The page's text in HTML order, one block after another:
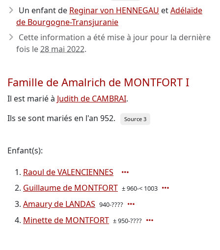
Un enfant de Reginar von HENNEGAU etAdélaïde
de Bourgogne-Transjuranie
Cette information a été mise à jour pour la dernière
fois le28 mai 2022.
Famille de Amalrich de MONTFORT I
Il est marié à Judith de CAMBRAI.
Ils se sont mariés en l'an 952.
Source 3
Enfant(s):
Raoul de VALENCIENNES
Guillaume de MONTFORT ± 960-< 1003
Amaury de LANDAS 940-????
Minette de MONTFORT ± 950-????